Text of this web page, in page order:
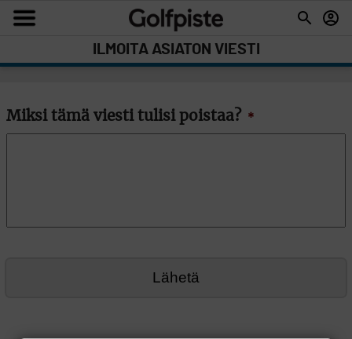
ILMOITA ASIATON VIESTI
Miksi tämä viesti tulisi poistaa? *